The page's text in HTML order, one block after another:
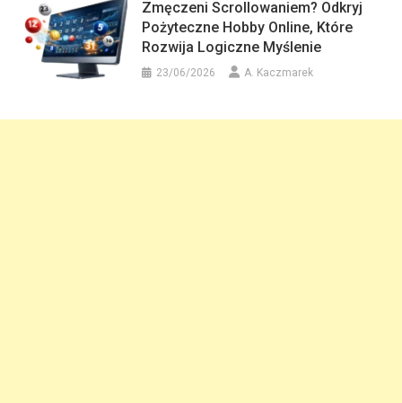
Zmęczeni Scrollowaniem? Odkryj
Pożyteczne Hobby Online, Które
Rozwija Logiczne Myślenie
23/06/2026 A. Kaczmarek